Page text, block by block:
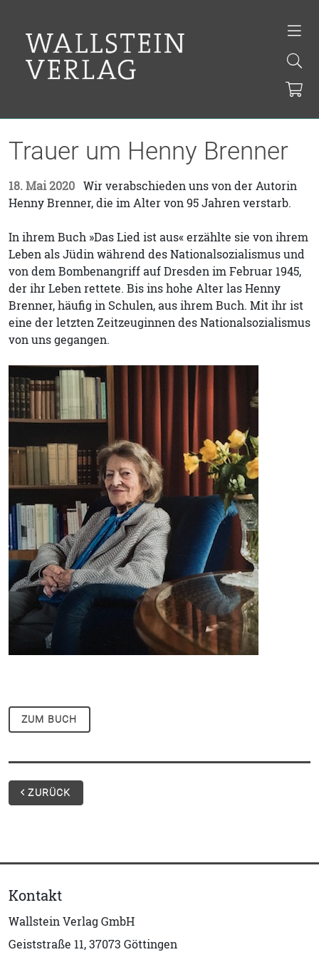
Trauer um Henny Brenner
18. Mai 2020 Wir verabschieden uns von der Autorin
Henny Brenner, die im Alter von 95 Jahren verstarb.
In ihrem Buch »Das Lied ist aus« erzählte sie von ihrem
Leben als Jüdin während des Nationalsozialismus und
von dem Bombenangriff auf Dresden im Februar 1945,
der ihr Leben rettete. Bis ins hohe Alter las Henny
Brenner, häufig in Schulen, aus ihrem Buch. Mit ihr ist
eine der letzten Zeitzeuginnen des Nationalsozialismus
von uns gegangen.
ZUM BUCH
ZURÜCK
Kontakt
Wallstein Verlag GmbH
Geiststraße 11, 37073 Göttingen